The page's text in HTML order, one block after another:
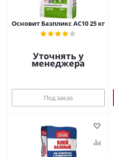
Основит Базпликс АС10 25 кг
Уточнять у
менеджера
Под заказ